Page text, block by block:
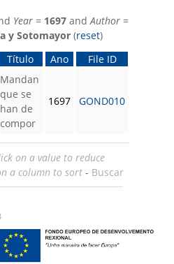
Year = 1697 andAuthor =
y Sotomayor (reset)
Título Ano
File ID
Mandan
que se
han de
compor
1697 GOND010
on a value to reduce
a column to sort - Buscar